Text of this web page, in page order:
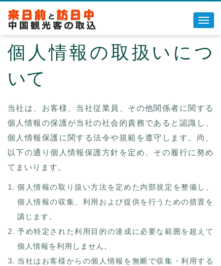
◆ウィマッチについて
◆販売代理について
◆お問い合わせ
個人情報の取扱いにつ
いて
当社は、お客様、当社従業員、その他関係者に関する
個人情報の保護が当社の社会的責務であると認識し、
個人情報保護に関する法令や規範を遵守します。尚、
以下の通り個人情報保護方針を定め、その履行に努め
てまいります。
個人情報の取り扱い方法を定めた内部規定を整備し、
個人情報の収集、利用および提供を行うための措置を
講じます。
予め特定された利用目的の達成に必要な範囲を超えて
個人情報を利用しません。
当社はお客様からの個人情報を無断で収集・利用する